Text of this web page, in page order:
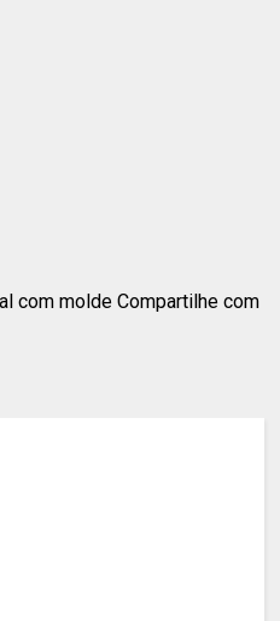
com molde Compartilhe com